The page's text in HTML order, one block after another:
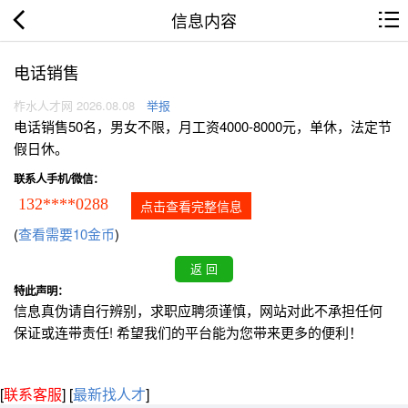
信息内容
电话销售
柞水人才网 2026.08.08 举报
电话销售50名，男女不限，月工资4000-8000元，单休，法定节
假日休。
联系人手机/微信：
132****0288 点击查看完整信息
(查看需要10金币)
特此声明：
信息真伪请自行辨别，求职应聘须谨慎，网站对此不承担任何
保证或连带责任! 希望我们的平台能为您带来更多的便利！
[联系客服] [最新找人才]